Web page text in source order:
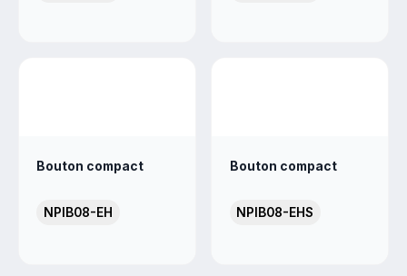
Bouton compact
NPIB08-EH
Bouton compact
NPIB08-EHS